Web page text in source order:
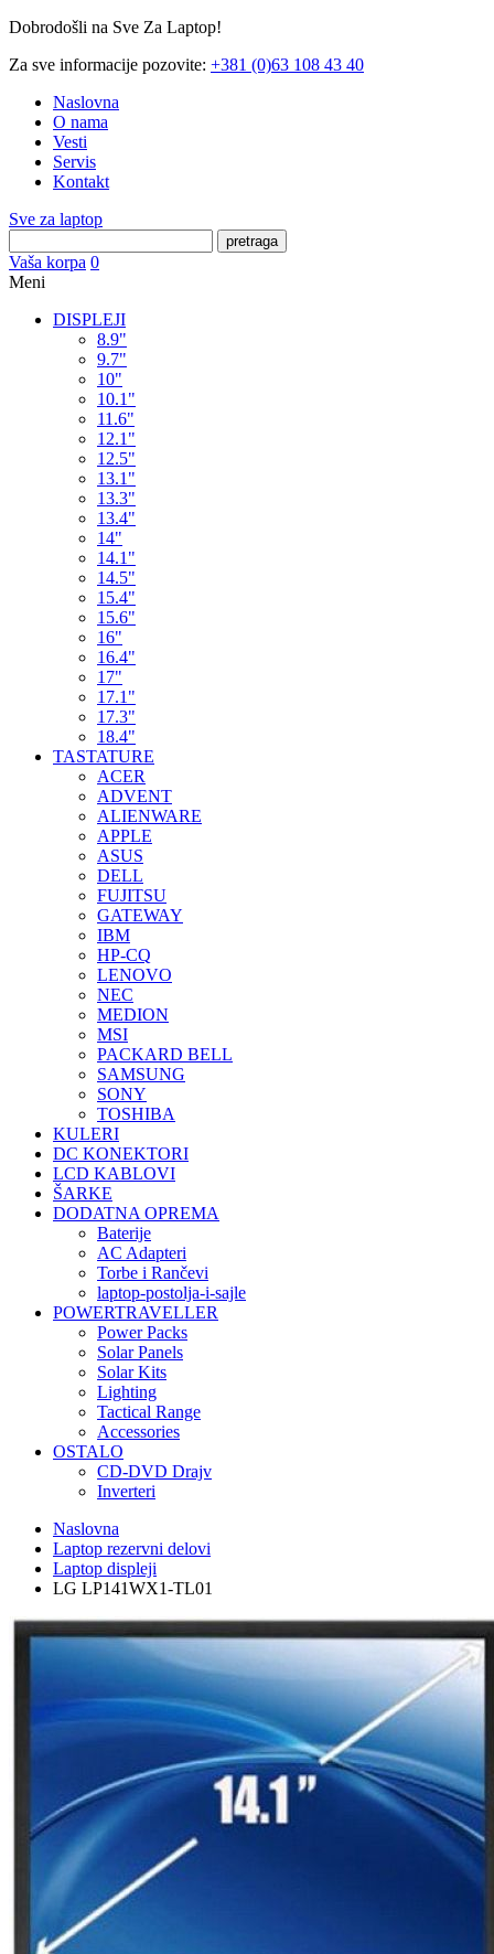
Dobrodošli na Sve Za Laptop!
Za sve informacije pozovite: +381 (0)63 108 43 40
Naslovna
O nama
Vesti
Servis
Kontakt
Sve za laptop
pretraga
Vaša korpa 0
Meni
DISPLEJI
8.9"
9.7"
10"
10.1"
11.6"
12.1"
12.5"
13.1"
13.3"
13.4"
14"
14.1"
14.5"
15.4"
15.6"
16"
16.4"
17"
17.1"
17.3"
18.4"
TASTATURE
ACER
ADVENT
ALIENWARE
APPLE
ASUS
DELL
FUJITSU
GATEWAY
IBM
HP-CQ
LENOVO
NEC
MEDION
MSI
PACKARD BELL
SAMSUNG
SONY
TOSHIBA
KULERI
DC KONEKTORI
LCD KABLOVI
ŠARKE
DODATNA OPREMA
Baterije
AC Adapteri
Torbe i Rančevi
laptop-postolja-i-sajle
POWERTRAVELLER
Power Packs
Solar Panels
Solar Kits
Lighting
Tactical Range
Accessories
OSTALO
CD-DVD Drajv
Inverteri
Naslovna
Laptop rezervni delovi
Laptop displeji
LG LP141WX1-TL01